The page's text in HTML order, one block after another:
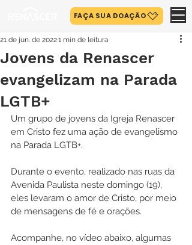
FAÇA SUA DOAÇÃO
Jovens da Renascer
evangelizam na Parada
LGTB+
21 de jun. de 20221 min de leitura
Um grupo de jovens da Igreja Renascer
em Cristo fez uma ação de evangelismo
na Parada LGTB+.
Durante o evento, realizado nas ruas da
Avenida Paulista neste domingo (19),
eles levaram o amor de Cristo, por meio
de mensagens de fé e orações.
Acompanhe, no vídeo abaixo, algumas